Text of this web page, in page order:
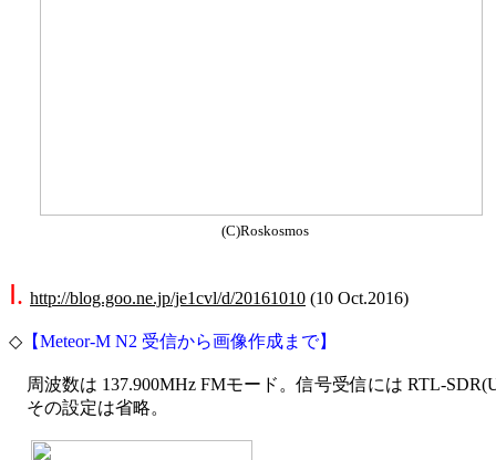
(C)Roskosmos
Ⅰ. http://blog.goo.ne.jp/je1cvl/d/20161010 (10 Oct.2016)
◇ 【Meteor-M N2 受信から画像作成まで】
周波数は 137.900MHz FMモード。信号受信には RTL-
その設定は省略。